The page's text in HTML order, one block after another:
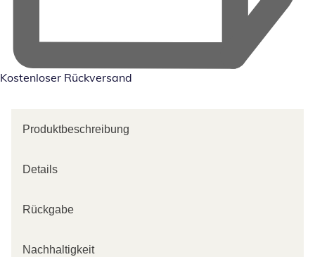
Kostenloser Rückversand
Produktbeschreibung
Details
Rückgabe
Nachhaltigkeit